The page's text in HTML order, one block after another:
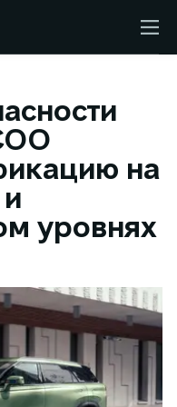
на
уровнях